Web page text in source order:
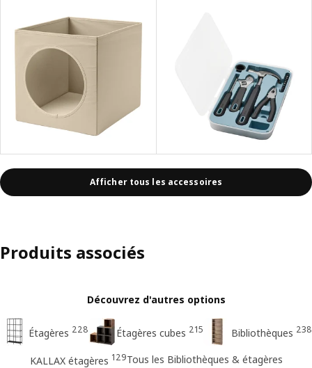
Afficher tous les accessoires
Produits associés
Découvrez d'autres options
Étagères 228 Étagères cubes 215 Bibliothèques 238
KALLAX étagères 129Tous les Bibliothèques & étagères